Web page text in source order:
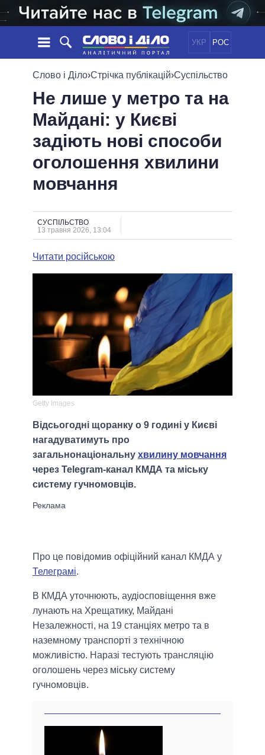
УКР РОС
НОВИНИ
СТРІЧКА
ПОДІЇ
СТАТТІ
ДУМКИ
ОГЛЯДИ
ДАЙДЖЕСТИ
ПОЛІТИКА
ЕКОНОМІКА
СУСПІЛЬСТВО
ОБIЦЯНКИ
ПОЛIТИКИ
УСІ ПОЛІТИКИ
ПРЕЗИДЕНТ І ОФІС
ВЕРХОВНА РАДА
ГОЛОВИ ОБЛАДМІНІСТРАЦІЙ
МЕРИ МІСТ
ВСІ ПЕРСОНИ
ПОРІВНЯННЯ ПОЛІТИКІВ
Слово і Діло›Стрічка публікацій›Суспільство
Не лише у метро та на
Майдані: у Києві
задіють нові способи
оголошення хвилини
мовчання
СУСПІЛЬСТВО
13 травня 2026, 13:04
Читати російською
Getty Images
Відсьогодні щоранку о 9 годині у Києві
нагадуватимуть про
загальнонаціональну хвилину мовчання
через Telegram-канал КМДА та міську
систему гучномовців.
Про це повідомив офіційний канал КМДА у
Телеграмі.
В КМДА уточнюють, аудіосповіщення вже
лунають на Хрещатику, Майдані
Незалежності, на 19 станціях метро та в
наземному транспорті з технічною
можливістю. Наразі тестують трансляцію
оголошень через міську систему
гучномовців.